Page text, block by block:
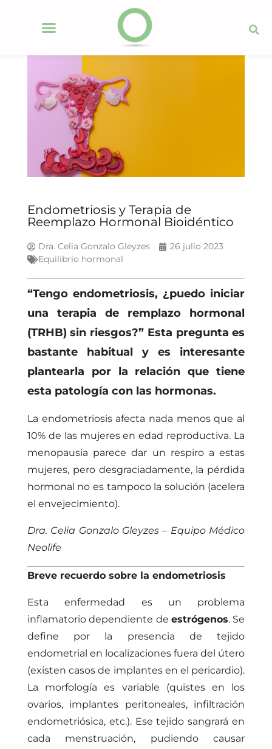
Endometriosis y Terapia de
Reemplazo Hormonal Bioidéntico
Dra. Celia Gonzalo Gleyzes
26 julio 2023
Equilibrio hormonal
“Tengo endometriosis, ¿puedo iniciar
una terapia de remplazo hormonal
(TRHB) sin riesgos?” Esta pregunta es
bastante habitual y es interesante
plantearla por la relación que tiene
esta patología con las hormonas.
La endometriosis afecta nada menos que al
10% de las mujeres en edad reproductiva. La
menopausia parece dar un respiro a estas
mujeres, pero desgraciadamente, la pérdida
hormonal no es tampoco la solución (acelera
el envejecimiento).
Dra. Celia Gonzalo Gleyzes – Equipo Médico
Neolife
Breve recuerdo sobre la endometriosis
Esta enfermedad es un problema
inflamatorio dependiente de estrógenos. Se
define por la presencia de tejido
endometrial en localizaciones fuera del útero
(existen casos de implantes en el pericardio).
La morfología es variable (quistes en los
ovarios, implantes peritoneales, infiltración
endometriósica, etc.). Ese tejido sangrará en
cada menstruación, pudiendo causar